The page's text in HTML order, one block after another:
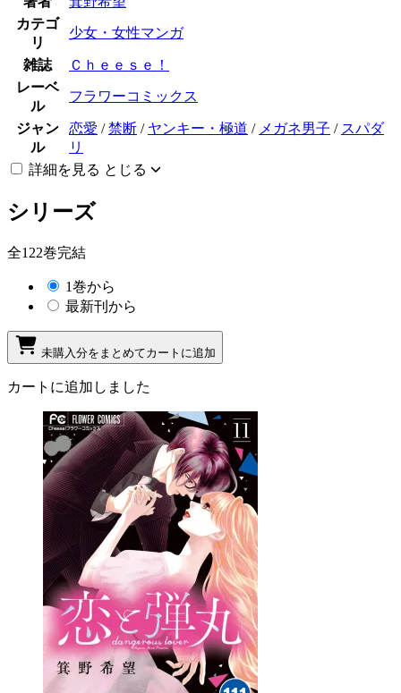
カテゴ
リ
少女・女性マンガ
雑誌
Ｃｈｅｅｓｅ！
レーベ
ル
フラワーコミックス
ジャン
ル
恋愛 /禁断 / ヤンキー・極道 / メガネ男子 / スパダ
リ
詳細を見る とじる
シリーズ
全122巻完結
1巻から
最新刊から
未購入分をまとめてカートに追加
カートに追加しました